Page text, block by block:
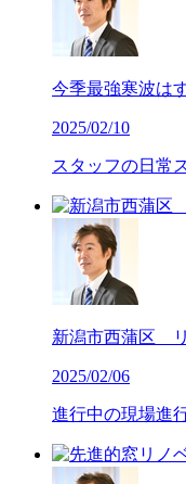
今季最強寒波は
2025/02/10
スタッフの日常
新潟市西蒲区
2025/02/06
進行中の現場進